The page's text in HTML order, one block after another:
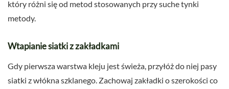
który różni się od metod stosowanych przy suche tynki
metody.
Wtapianie siatki z zakładkami
Gdy pierwsza warstwa kleju jest świeża, przyłóż do niej pasy
siatki z włókna szklanego. Zachowaj zakładki o szerokości co